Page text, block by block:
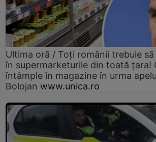
Ultima oră / Toți românii trebuie
în supermarketurile din toată țara!
întâmple în magazine în urma
Bolojan www.unica.ro